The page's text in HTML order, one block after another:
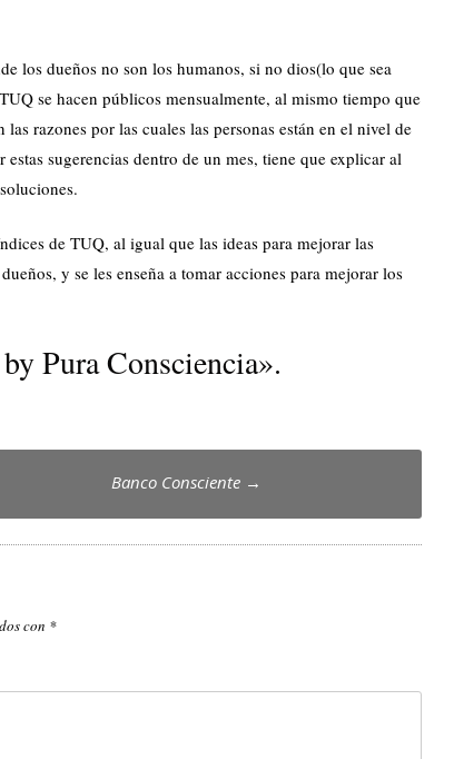
los dueños no son los humanos, si no dios(lo que sea
se hacen públicos mensualmente, al mismo tiempo que
razones por las cuales las personas están en el nivel de
sugerencias dentro de un mes, tiene que explicar al
de TUQ, al igual que las ideas para mejorar las
y se les enseña a tomar acciones para mejorar los
Pura Consciencia».
Banco Consciente →
con *